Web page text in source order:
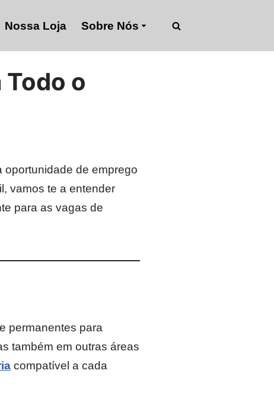
Nossa Loja Sobre Nós
o
oportunidade de emprego
vamos te a entender
para as vagas de
permanentes para
também em outras áreas
compatível a cada